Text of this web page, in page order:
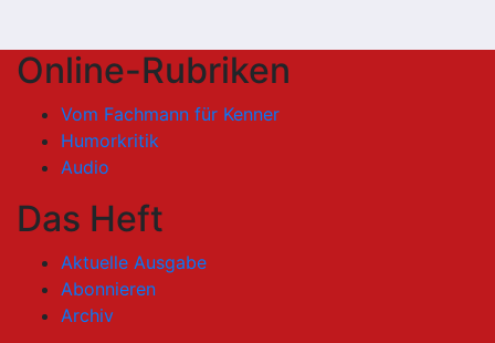
Online-Rubriken
Vom Fachmann für Kenner
Humorkritik
Audio
Das Heft
Aktuelle Ausgabe
Abonnieren
Archiv